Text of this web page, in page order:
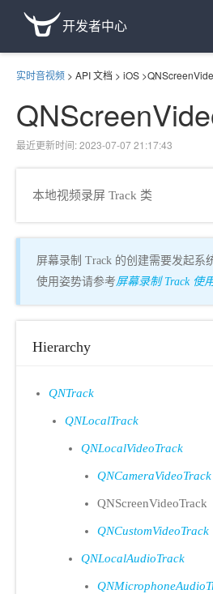
开发者中心
实时音视频 > API 文档 > iOS >
最近更新时间: 2023-07-07 21:17:43
本地视频录屏 Track 类
屏幕录制 Track 的创建需要发起系
使用姿势请参考屏幕录制 Track 使
Hierarchy
QNTrack
QNLocalTrack
QNLocalVideoTrack
QNCameraVideoTrack
QNScreenVideoTrack
QNCustomVideoTrack
QNLocalAudioTrack